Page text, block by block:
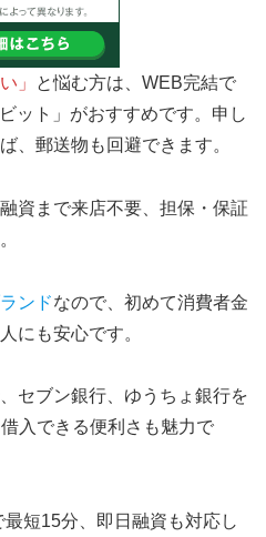
」
と悩む方は、WEB完結で
ット」がおすすめです。申し
、郵送物も回避できます。
資まで来店不要、担保・保証
ンドなので、初めて消費者金
にも安心です。
セブン銀行、ゆうちょ銀行を
入できる便利さも魅力で
短15分、即日融資も対応し